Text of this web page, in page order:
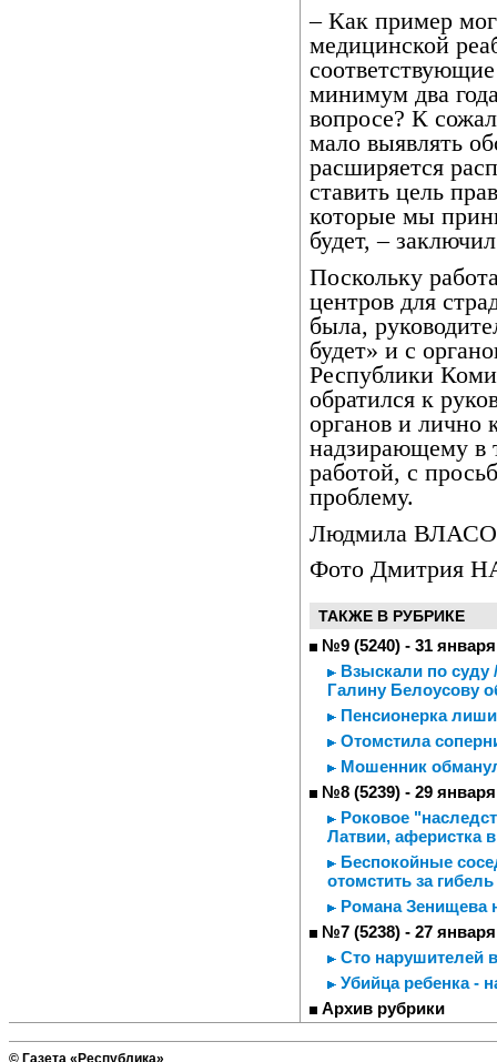
– Как пример
медицинской
минимум два
вопросе? К
мало выявлять
расширяется
ставить цель
которые мы
будет, –
Поскольку
центров для
была,
будет» и с
Республики
обратился к
органов и лично
надзирающему в
работой, с
проблему.
Людмила
Фото Дмитрия
ТАКЖЕ В РУБРИКЕ
№9 (5240) - 31 января
Взыскали по суду
Галину Белоусову
Пенсионерка
Отомстила
Мошенник
№8 (5239) - 29 января
Роковое
Латвии, аферистка
Беспокойные
отомстить за гибель
Романа Зенищева
№7 (5238) - 27 января
Сто нарушителей
Убийца ребенка -
Архив рубрики
© Газета «Республика»